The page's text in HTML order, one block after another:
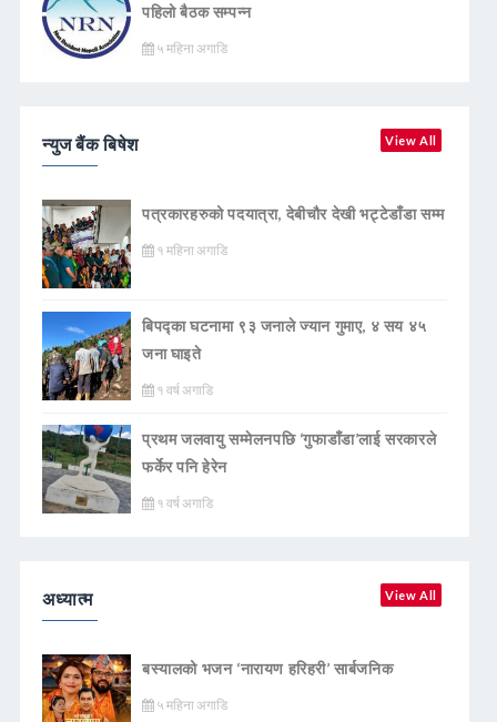
पहिलो बैठक सम्पन्न
५ महिना अगाडि
न्युज बैंक बिषेश View All
पत्रकारहरुको पदयात्रा, देबीचौर देखी भट्टेडाँडा सम्म
१ महिना अगाडि
बिपद्का घटनामा ९३ जनाले ज्यान गुमाए, ४ सय ४५
जना घाइते
१ वर्ष अगाडि
प्रथम जलवायु सम्मेलनपछि ‘गुफाडाँडा’लाई सरकारले
फर्केर पनि हेरेन
१ वर्ष अगाडि
अध्यात्म View All
बस्यालको भजन ‘नारायण हरिहरी’ सार्बजनिक
५ महिना अगाडि